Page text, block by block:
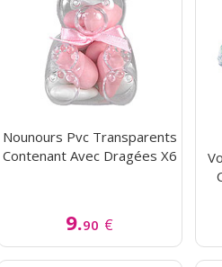
Nounours Pvc Transparents
Contenant Avec Dragées X6
9.90 €